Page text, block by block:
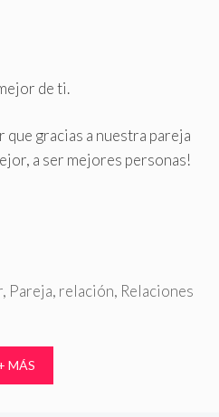
de ti.
gracias a nuestra pareja
a ser mejores personas!
, Pareja, relación, Relaciones
MÁS